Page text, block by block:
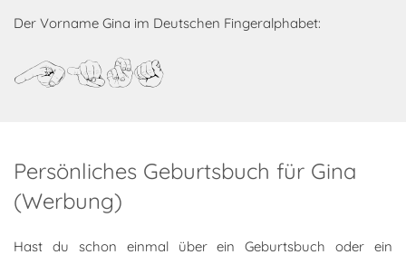
Der Vorname Gina im Deutschen Fingeralphabet:
Gina
Persönliches Geburtsbuch für Gina
(Werbung)
Hast du schon einmal über ein Geburtsbuch oder ein